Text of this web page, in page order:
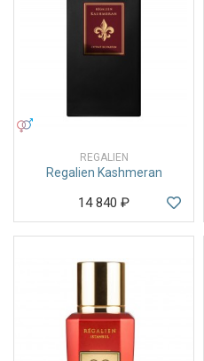
REGALIEN
Regalien Kashmeran
14 840 ₽